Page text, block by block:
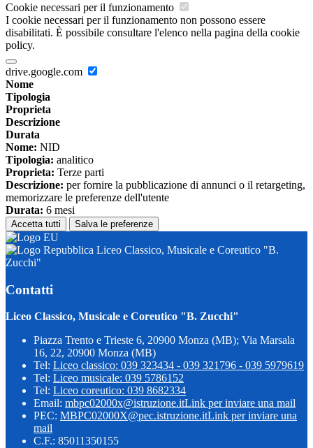
Cookie necessari per il funzionamento
I cookie necessari per il funzionamento non possono essere
disabilitati. È possibile consultare l'elenco nella pagina della cookie
policy.
drive.google.com
Nome
Tipologia
Proprieta
Descrizione
Durata
Nome: NID
Tipologia: analitico
Proprieta: Terze parti
Descrizione: per fornire la pubblicazione di annunci o il retargeting,
memorizzare le preferenze dell'utente
Durata: 6 mesi
Accetta tutti Salva le preferenze
Liceo Classico, Musicale e Coreutico "B.
Zucchi"
Contatti
Liceo Classico, Musicale e Coreutico "B. Zucchi"
Piazza Trento e Trieste 6, 20900 Monza (MB); Via Marsala
16, 22, 20900 Monza (MB)
Tel: Liceo classico: 039 323434 - 039 321796 - 039 5979619
Tel: Liceo musicale: 039 5786152
Tel: Liceo coreutico: 039 8682334
Email: mbpc02000x@istruzione.itLink per inviare una mail
PEC: MBPC02000X@pec.istruzione.itLink per inviare una
mail
C.F.: 85011350155